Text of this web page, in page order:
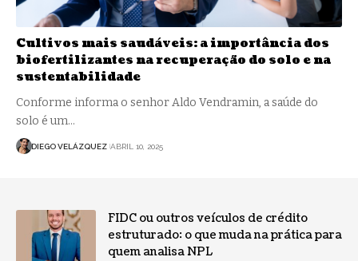
Cultivos mais saudáveis: a importância dos
biofertilizantes na recuperação do solo e na
sustentabilidade
Conforme informa o senhor Aldo Vendramin, a saúde do
solo é um…
DIEGO VELÁZQUEZ ABRIL 10, 2025
FIDC ou outros veículos de crédito
estruturado: o que muda na prática para
quem analisa NPL